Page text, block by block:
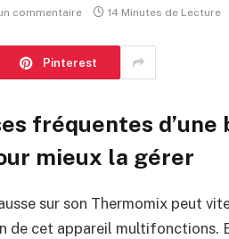
commentaire 14 Minutes de Lecture
Pinterest
fréquentes d’une
mieux la gérer
sur son Thermomix peut
de cet appareil multifonctions.